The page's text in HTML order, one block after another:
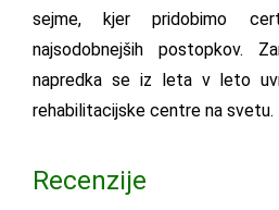
sejme, kjer pridobimo
najsodobnejših postopkov.
napredka se iz leta v leto
rehabilitacijske centre na svetu.
Recenzije